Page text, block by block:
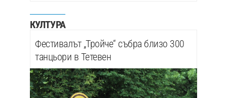
КУЛТУРА
Фестивалът „Тройче“ събра близо 300
танцьори в Тетевен